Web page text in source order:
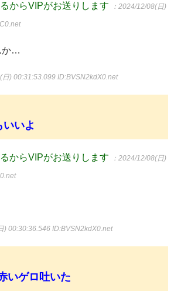
からVIPがお送りします ：2024/12/08(日)
…
日) 00:31:53.099 ID:BVSN2kdX0.net
いいよ
からVIPがお送りします ：2024/12/08(日)
) 00:30:36.546 ID:BVSN2kdX0.net
いゲロ吐いた